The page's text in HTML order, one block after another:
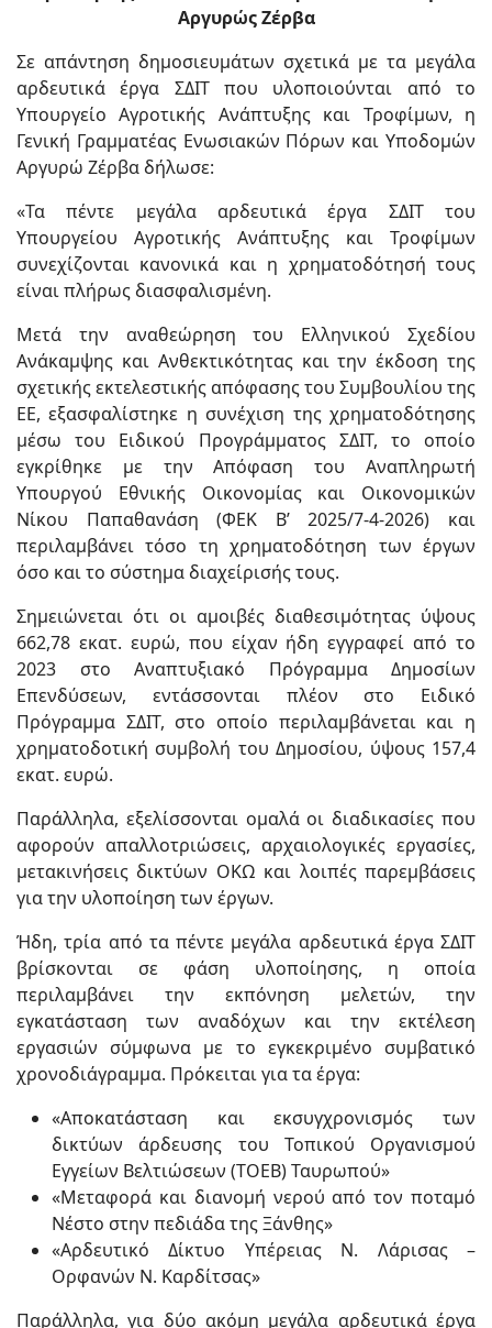
Αργυρώς Ζέρβα
Σε απάντηση δημοσιευμάτων σχετικά με τα μεγάλα
αρδευτικά έργα ΣΔΙΤ που υλοποιούνται από το
Υπουργείο Αγροτικής Ανάπτυξης και Τροφίμων, η
Γενική Γραμματέας Ενωσιακών Πόρων και Υποδομών
Αργυρώ Ζέρβα δήλωσε:
«Τα πέντε μεγάλα αρδευτικά έργα ΣΔΙΤ του
Υπουργείου Αγροτικής Ανάπτυξης και Τροφίμων
συνεχίζονται κανονικά και η χρηματοδότησή τους
είναι πλήρως διασφαλισμένη.
Μετά την αναθεώρηση του Ελληνικού Σχεδίου
Ανάκαμψης και Ανθεκτικότητας και την έκδοση της
σχετικής εκτελεστικής απόφασης του Συμβουλίου της
ΕΕ, εξασφαλίστηκε η συνέχιση της χρηματοδότησης
μέσω του Ειδικού Προγράμματος ΣΔΙΤ, το οποίο
εγκρίθηκε με την Απόφαση του Αναπληρωτή
Υπουργού Εθνικής Οικονομίας και Οικονομικών
Νίκου Παπαθανάση (ΦΕΚ Β’ 2025/7-4-2026) και
περιλαμβάνει τόσο τη χρηματοδότηση των έργων
όσο και το σύστημα διαχείρισής τους.
Σημειώνεται ότι οι αμοιβές διαθεσιμότητας ύψους
662,78 εκατ. ευρώ, που είχαν ήδη εγγραφεί από το
2023 στο Αναπτυξιακό Πρόγραμμα Δημοσίων
Επενδύσεων, εντάσσονται πλέον στο Ειδικό
Πρόγραμμα ΣΔΙΤ, στο οποίο περιλαμβάνεται και η
χρηματοδοτική συμβολή του Δημοσίου, ύψους 157,4
εκατ. ευρώ.
Παράλληλα, εξελίσσονται ομαλά οι διαδικασίες που
αφορούν απαλλοτριώσεις, αρχαιολογικές εργασίες,
μετακινήσεις δικτύων ΟΚΩ και λοιπές παρεμβάσεις
για την υλοποίηση των έργων.
Ήδη, τρία από τα πέντε μεγάλα αρδευτικά έργα ΣΔΙΤ
βρίσκονται σε φάση υλοποίησης, η οποία
περιλαμβάνει την εκπόνηση μελετών, την
εγκατάσταση των αναδόχων και την εκτέλεση
εργασιών σύμφωνα με το εγκεκριμένο συμβατικό
χρονοδιάγραμμα. Πρόκειται για τα έργα:
«Αποκατάσταση και εκσυγχρονισμός των
δικτύων άρδευσης του Τοπικού Οργανισμού
Εγγείων Βελτιώσεων (ΤΟΕΒ) Ταυρωπού»
«Μεταφορά και διανομή νερού από τον ποταμό
Νέστο στην πεδιάδα της Ξάνθης»
«Αρδευτικό Δίκτυο Υπέρειας Ν. Λάρισας –
Ορφανών Ν. Καρδίτσας»
Παράλληλα, για δύο ακόμη μεγάλα αρδευτικά έργα